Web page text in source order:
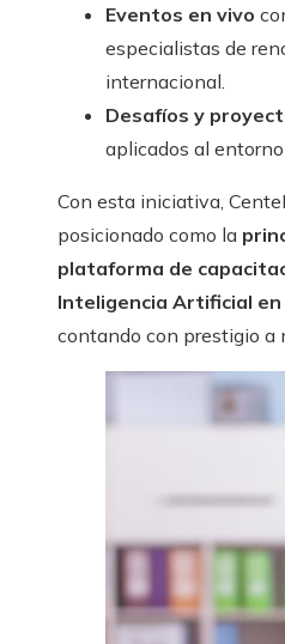
Eventos en vivo
especialistas de
internacional.
Desafíos y
aplicados al
Con esta iniciativa,
posicionado como la
plataforma de
Inteligencia Artificial en
contando con prestigio a